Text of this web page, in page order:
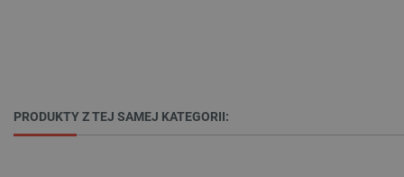
PRODUKTY Z TEJ SAMEJ KATEGORII: